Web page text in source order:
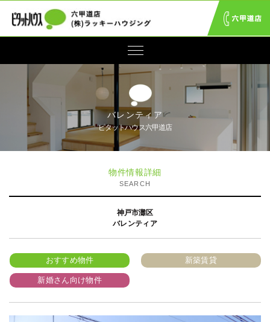
バレンティア
ピタットハウス六甲道店
物件情報詳細
SEARCH
神戸市灘区
バレンティア
おすすめ物件 新築賃貸
新婚さん向け物件